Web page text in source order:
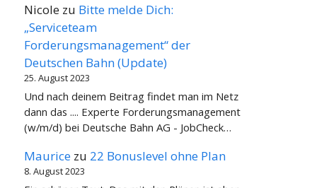
Nicole zu Bitte melde Dich:
„Serviceteam
Forderungsmanagement“ der
Deutschen Bahn (Update)
25. August 2023
Und nach deinem Beitrag findet man im Netz
dann das .... Experte Forderungsmanagement
(w/m/d) bei Deutsche Bahn AG - JobCheck…
Maurice zu 22 Bonuslevel ohne Plan
8. August 2023